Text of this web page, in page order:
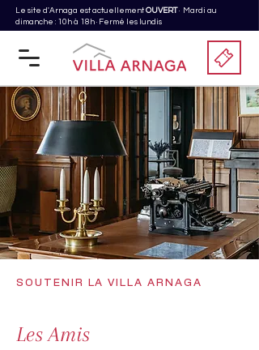
Le site d'Arnaga est actuellement OUVERT· Mardi au
dimanche : 10h à 18h · Fermé les lundis
SOUTENIR LA VILLA ARNAGA
Les Amis